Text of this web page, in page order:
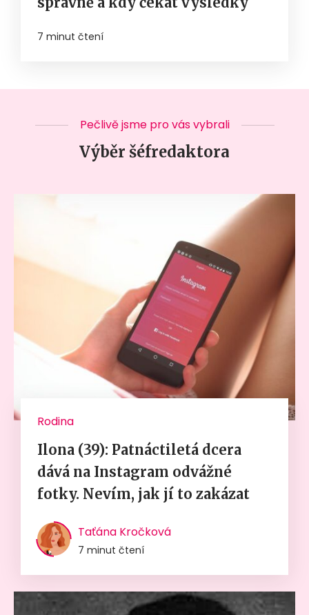
7 minut čtení
Pečlivě jsme pro vás vybrali
Výběr šéfredaktora
Rodina
Ilona (39): Patnáctiletá dcera
dává na Instagram odvážné
fotky. Nevím, jak jí to zakázat
Taťána Kročková
7 minut čtení